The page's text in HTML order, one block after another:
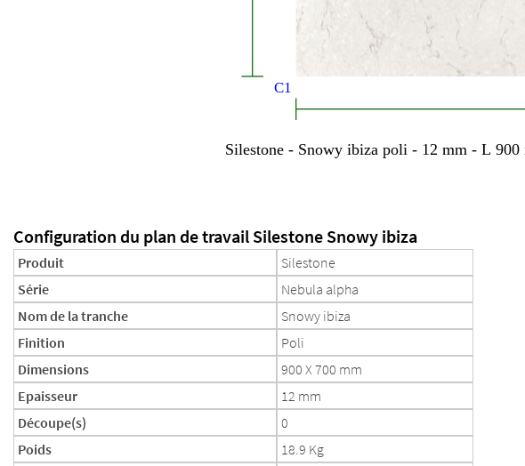
Configuration du plan de travail Silestone Snowy ibiza
Produit
Silestone
Série
Nebula alpha
Nom de la tranche
Snowy ibiza
Finition
Poli
Dimensions
900 X 700 mm
Epaisseur
12 mm
Découpe(s)
0
Poids
18.9 Kg